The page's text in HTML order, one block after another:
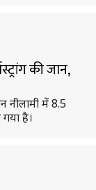
की जान,
नीलामी में 8.5
है।